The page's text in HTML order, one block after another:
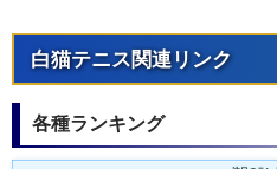
白猫テニス関連リンク
各種ランキング